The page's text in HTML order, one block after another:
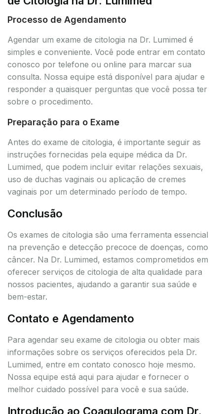
Processo de Agendamento
Agendar um exame de citologia na Dr. Lumimed é
simples e conveniente. Você pode entrar em contato
conosco por telefone ou online para marcar sua
consulta. Nossa equipe está disponível para ajudar e
responder a quaisquer perguntas que você possa ter
sobre o procedimento.
Preparação para o Exame
Antes do exame de citologia, é importante seguir as
instruções fornecidas pela equipe médica da Dr.
Lumimed, que podem incluir evitar relações sexuais,
uso de duchas vaginais ou aplicação de cremes
vaginais por um determinado período de tempo.
Conclusão
Os exames de citologia são uma ferramenta essencial
na prevenção e detecção precoce de doenças, como
câncer. Na Dr. Lumimed, estamos comprometidos em
oferecer serviços de citologia de alta qualidade para
nossos pacientes, ajudando a garantir sua saúde e
bem-estar.
Contato e Agendamento
Para agendar seu exame de citologia ou obter mais
informações sobre os serviços oferecidos pela Dr.
Lumimed, entre em contato conosco hoje mesmo.
Nossa equipe está aqui para ajudar e fornecer o
melhor cuidado possível para você e sua saúde.
Introdução ao Coagulograma com Dr.